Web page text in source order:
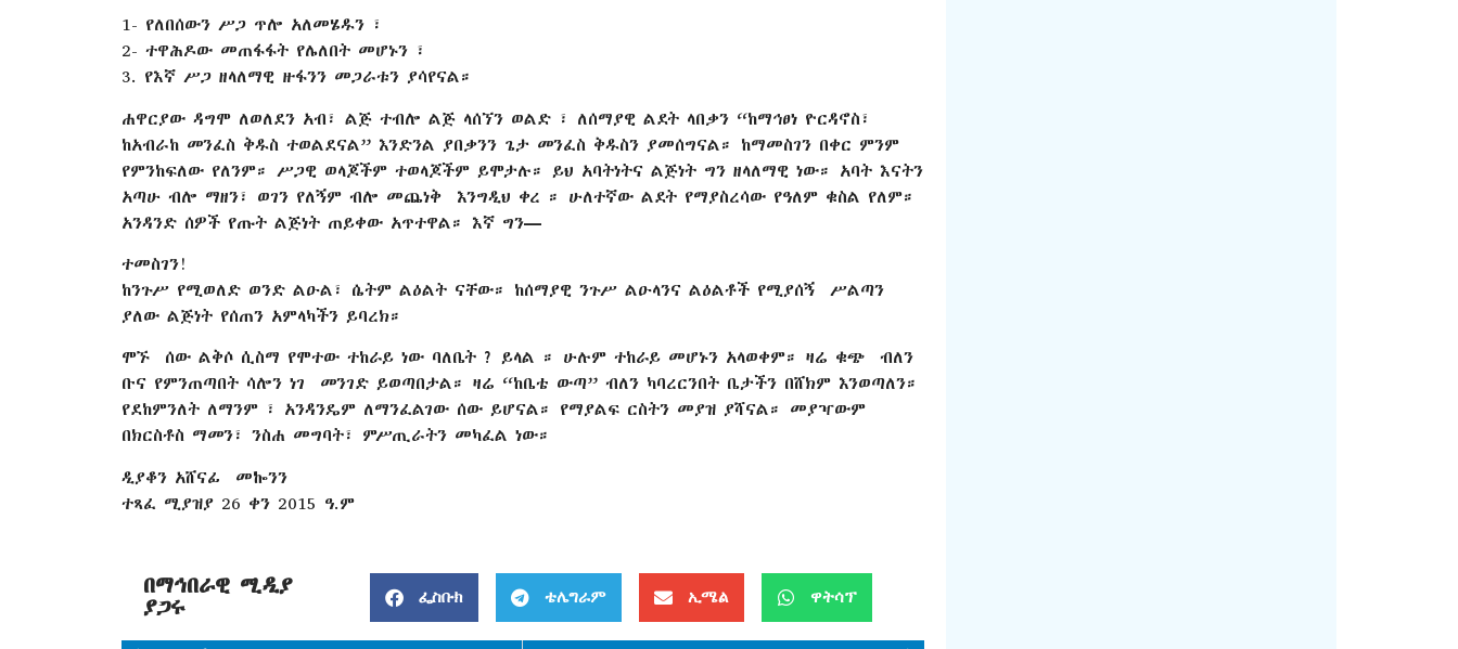
1- የለበሰውን ሥጋ ጥሎ አለመሄዱን ፣
2- ተዋሕዶው መጠፋፋት የሌለበት መሆኑን ፣
3. የእኛ ሥጋ ዘላለማዊ ዙፋንን መጋራቱን ያሳየናል።
ሐዋርያው ዳግሞ ለወለደን አብ፣ ልጅ ተብሎ ልጅ ላሰኘን ወልድ ፣ ለሰማያዊ ልደት ላበቃን “ከማኅፀነ ዮርዳኖስ፣
ከአብራከ መንፈስ ቅዱስ ተወልደናል” እንድንል ያበቃንን ጌታ መንፈስ ቅዱስን ያመሰግናል። ከማመስገን በቀር ምንም
የምንከፍለው የለንም። ሥጋዊ ወላጆችም ተወላጆችም ይሞታሉ። ይህ አባትነትና ልጅነት ግን ዘላለማዊ ነው። አባት እናትን
አጣሁ ብሎ ማዘን፣ ወገን የለኝም ብሎ መጨነቅ እንግዲህ ቀረ ። ሁለተኛው ልደት የማያስረሳው የዓለም ቁስል የለም።
አንዳንድ ሰዎች የጡት ልጅነት ጠይቀው አጥተዋል። እኛ ግን—
ተመስገን!
ከንጉሥ የሚወለድ ወንድ ልዑል፣ ሴትም ልዕልት ናቸው። ከሰማያዊ ንጉሥ ልዑላንና ልዕልቶች የሚያሰኝ ሥልጣን
ያለው ልጅነት የሰጠን አምላካችን ይባረክ።
ሞኙ ሰው ልቅሶ ሲስማ የሞተው ተከራይ ነው ባለቤት ? ይላል ። ሁሉም ተከራይ መሆኑን አላወቀም። ዛሬ ቁጭ ብለን
ቡና የምንጠጣበት ሳሎን ነገ መንገድ ይወጣበታል። ዛሬ “ከቤቴ ውጣ” ብለን ካባረርንበት ቤታችን በሸክም እንወጣለን።
የደከምንለት ለማንም ፣ አንዳንዴም ለማንፈልገው ሰው ይሆናል። የማያልፍ ርስትን መያዝ ያሻናል። መያዣውም
በክርስቶስ ማመን፣ ንስሐ መግባት፣ ምሥጢራትን መካፈል ነው።
ዲያቆን አሸናፊ መኰንን
ተጻፈ ሚያዝያ 26 ቀን 2015 ዓ.ም
በማኅበራዊ ሚዲያ
ያጋሩ ፌስቡክ ቴሌግራም ኢሜል ዋትሳፕ